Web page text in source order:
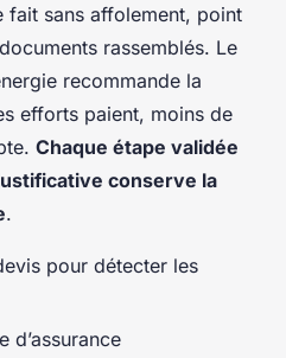
fait sans affolement, point
rassemblés. Le
recommande la
efforts paient, moins de
Chaque étape validée
conserve la
.
pour détecter les
d’assurance